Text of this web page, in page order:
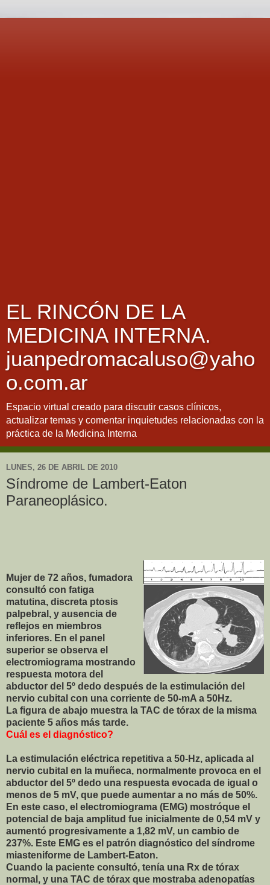
EL RINCÓN DE LA
MEDICINA INTERNA.
juanpedromacaluso@yaho
o.com.ar
Espacio virtual creado para discutir casos clínicos,
actualizar temas y comentar inquietudes relacionadas con la
práctica de la Medicina Interna
LUNES, 26 DE ABRIL DE 2010
Síndrome de Lambert-Eaton
Paraneoplásico.
Mujer de 72 años, fumadora
consultó con fatiga
matutina, discreta ptosis
palpebral, y ausencia de
reflejos en miembros
inferiores. En el panel
superior se observa el
electromiograma mostrando
respuesta motora del
abductor del 5º dedo después de la estimulación del
nervio cubital con una corriente de 50-mA a 50Hz.
La figura de abajo muestra la TAC de tórax de la misma
paciente 5 años más tarde.
Cuál es el diagnóstico?
La estimulación eléctrica repetitiva a 50-Hz, aplicada al
nervio cubital en la muñeca, normalmente provoca en el
abductor del 5º dedo una respuesta evocada de igual o
menos de 5 mV, que puede aumentar a no más de 50%.
En este caso, el electromiograma (EMG) mostróque el
potencial de baja amplitud fue inicialmente de 0,54 mV y
aumentó progresivamente a 1,82 mV, un cambio de
237%. Este EMG es el patrón diagnóstico del síndrome
miasteniforme de Lambert-Eaton.
Cuando la paciente consultó, tenía una Rx de tórax
normal, y una TAC de tórax que mostraba adenopatías